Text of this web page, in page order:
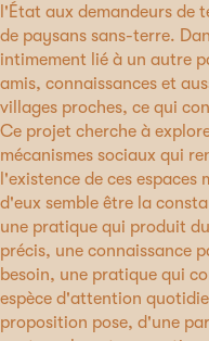
l'État aux demandeurs de
de paysans sans-terre.
intimement lié à un autre
amis, connaissances et
villages proches, ce qui
Ce projet cherche à
mécanismes sociaux qui
l'existence de ces
d'eux semble être la
une pratique qui produit
précis, une connaissance
besoin, une pratique qui
espèce d'attention
proposition pose, d'une